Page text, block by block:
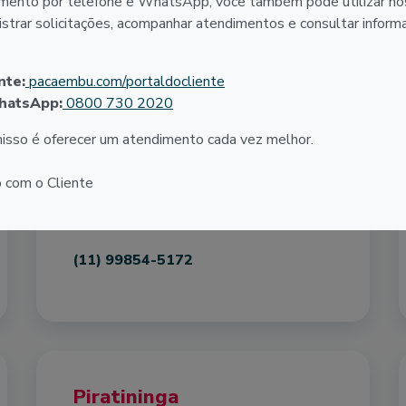
solicitações, acompanhar atendimentos e consultar
pacaembu.com/portaldocliente
0800 730 2020
é oferecer um atendimento cada vez melhor.
com o Cliente
(43) 99147-3838
Marília
Av. Sampaio Vidal, 715
(11) 99854-5172
Piratininga